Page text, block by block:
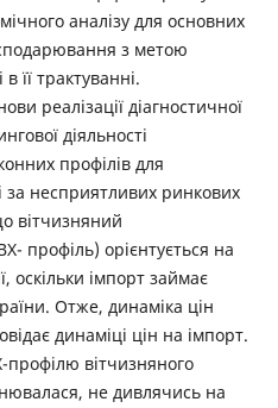
аналізу для основних
з метою
її трактуванні.
реалізації діагностичної
діяльності
профілів для
за несприятливих ринкових
вітчизняний
профіль) орієнтується на
оскільки імпорт займає
Отже, динаміка цін
динаміці цін на імпорт.
вітчизняного
не дивлячись на